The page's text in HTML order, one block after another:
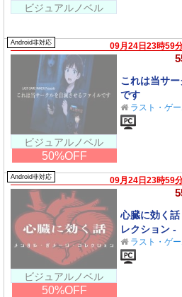
ビジュアルノベル
09月24日23時59
Android非対応
ビジュアルノベル
50%OFF
これは当サ
です
ラスト・ゲ
09月24日23時59
Android非対応
ビジュアルノベル
50%OFF
心臓に効く
レクション -
ラスト・ゲ